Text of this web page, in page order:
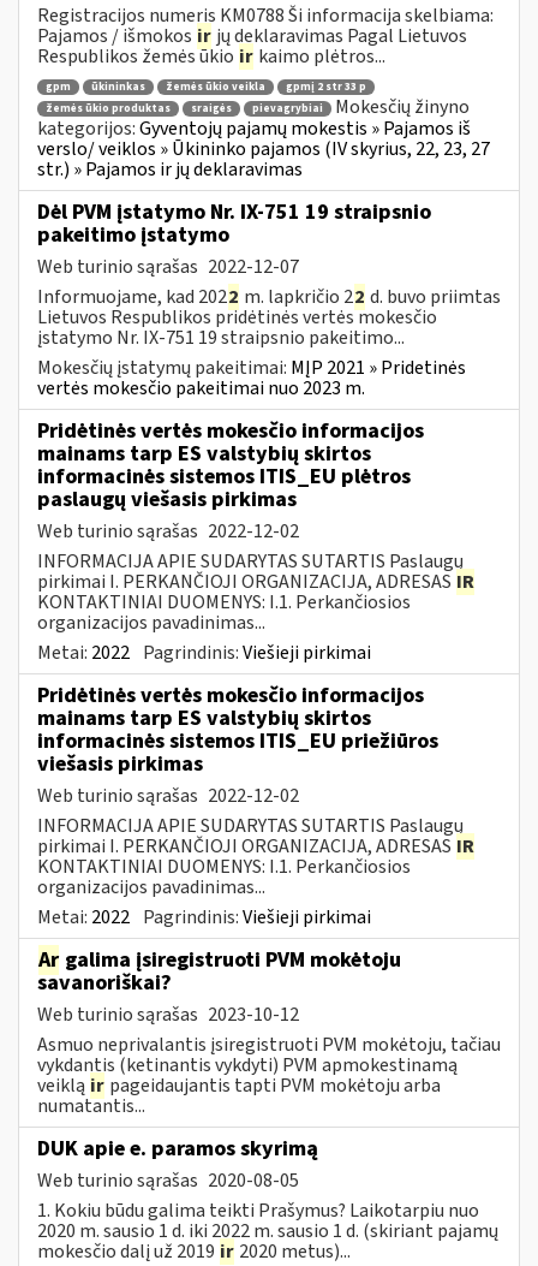
Registracijos numeris KM0788 Ši informacija skelbiama:
Pajamos / išmokos ir jų deklaravimas Pagal Lietuvos
Respublikos žemės ūkio ir kaimo plėtros...
gpm ūkininkas žemės ūkio veikla
gpmį 2 str 33 p
žemės ūkio produktas
sraigės pievagrybiai
Mokesčių žinyno
kategorijos:Gyventojų pajamų mokestis » Pajamos iš
verslo/ veiklos » Ūkininko pajamos (IV skyrius, 22, 23, 27
str.) » Pajamos ir jų deklaravimas
Dėl PVM įstatymo Nr. IX-751 19 straipsnio
pakeitimo įstatymo
Web turinio sąrašas 2022-12-07
Informuojame, kad 2022 m. lapkričio 22 d. buvo priimtas
Lietuvos Respublikos pridėtinės vertės mokesčio
įstatymo Nr. IX-751 19 straipsnio pakeitimo...
Mokesčių įstatymų pakeitimai: MĮP 2021 » Pridetinės
vertės mokesčio pakeitimai nuo 2023 m.
Pridėtinės vertės mokesčio informacijos
mainams tarp ES valstybių skirtos
informacinės sistemos ITIS_EU plėtros
paslaugų viešasis pirkimas
Web turinio sąrašas 2022-12-02
INFORMACIJA APIE SUDARYTAS SUTARTIS Paslaugų
pirkimai I. PERKANČIOJI ORGANIZACIJA, ADRESAS IR
KONTAKTINIAI DUOMENYS: I.1. Perkančiosios
organizacijos pavadinimas...
Metai: 2022 Pagrindinis:Viešieji pirkimai
Pridėtinės vertės mokesčio informacijos
mainams tarp ES valstybių skirtos
informacinės sistemos ITIS_EU priežiūros
viešasis pirkimas
Web turinio sąrašas 2022-12-02
INFORMACIJA APIE SUDARYTAS SUTARTIS Paslaugų
pirkimai I. PERKANČIOJI ORGANIZACIJA, ADRESAS IR
KONTAKTINIAI DUOMENYS: I.1. Perkančiosios
organizacijos pavadinimas...
Metai: 2022 Pagrindinis:Viešieji pirkimai
Ar galima įsiregistruoti PVM mokėtoju
savanoriškai?
Web turinio sąrašas 2023-10-12
Asmuo neprivalantis įsiregistruoti PVM mokėtoju, tačiau
vykdantis (ketinantis vykdyti) PVM apmokestinamą
veiklą ir pageidaujantis tapti PVM mokėtoju arba
numatantis...
DUK apie e. paramos skyrimą
Web turinio sąrašas 2020-08-05
1. Kokiu būdu galima teikti Prašymus? Laikotarpiu nuo
2020 m. sausio 1 d. iki 2022 m. sausio 1 d. (skiriant pajamų
mokesčio dalį už 2019 ir 2020 metus)...